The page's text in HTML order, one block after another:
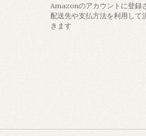
Amazonのアカウントに登録
配送先や支払方法を利用して
きます